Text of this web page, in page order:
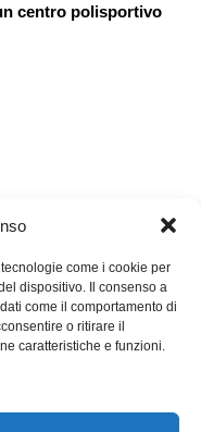
come i cookie per
dispositivo. Il consenso a
come il comportamento di
o ritirare il
caratteristiche e funzioni.
centro polisportivo